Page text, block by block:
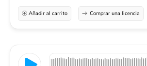
Añadir al carrito Comprar una licencia